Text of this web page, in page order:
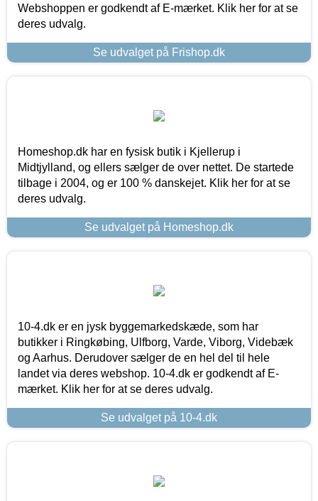
Webshoppen er godkendt af E-mærket. Klik her for at se
deres udvalg.
Se udvalget på Frishop.dk
Homeshop.dk har en fysisk butik i Kjellerup i
Midtjylland, og ellers sælger de over nettet. De startede
tilbage i 2004, og er 100 % danskejet. Klik her for at se
deres udvalg.
Se udvalget på Homeshop.dk
10-4.dk er en jysk byggemarkedskæde, som har
butikker i Ringkøbing, Ulfborg, Varde, Viborg, Videbæk
og Aarhus. Derudover sælger de en hel del til hele
landet via deres webshop. 10-4.dk er godkendt af E-
mærket. Klik her for at se deres udvalg.
Se udvalget på 10-4.dk